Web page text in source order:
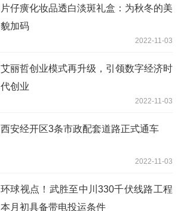
片仔癀化妆品透白淡斑礼盒：为秋冬的美
貌加码
2022-11-03
艾丽哲创业模式再升级，引领数字经济时
代创业
2022-11-03
西安经开区3条市政配套道路正式通车
2022-11-03
环球视点！武胜至中川330千伏线路工程
本月初具备带电投运条件